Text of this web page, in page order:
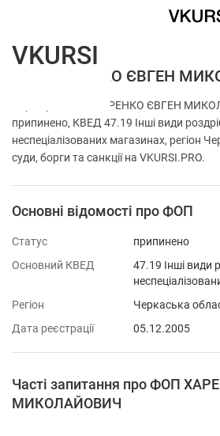
ФОП ХАРЕНКО ЄВГЕН
Перевірка ФОП ХАРЕНКО ЄВГЕН
припинено, КВЕД 47.19 Інші види
неспеціалізованих магазинах, регіон
суди, борги та санкції на VKURSI.PRO.
Основні відомості про ФОП
Статус
припинено
Основний КВЕД
47.19 Інші види
Регіон
Черкаська
Дата реєстрації
05.12.2005
Часті запитання про ФОП
МИКОЛАЙОВИЧ
VKURSI